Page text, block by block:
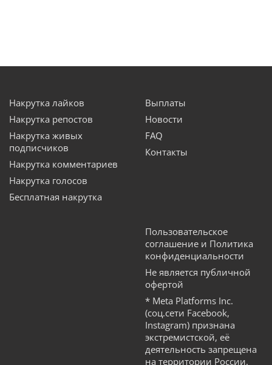
Накрутка лайков
Накрутка репостов
Накрутка живых
подписчиков
Накрутка комментариев
Накрутка голосов
Бесплатная накрутка
Выплаты
Новости
FAQ
Контакты
Пользовательское
соглашение и Политика
конфиденциальности
Не является публичной
офертой
* Meta Platforms Inc.
(соц.сети Facebook,
Instagram) признана
экстремистской, её
деятельность запрещена
на территории России.